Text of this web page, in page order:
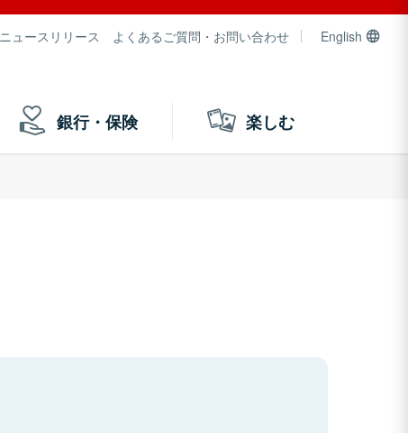
ニュースリリース よくあるご質問・お問い合わせ English
銀行・保険 楽しむ